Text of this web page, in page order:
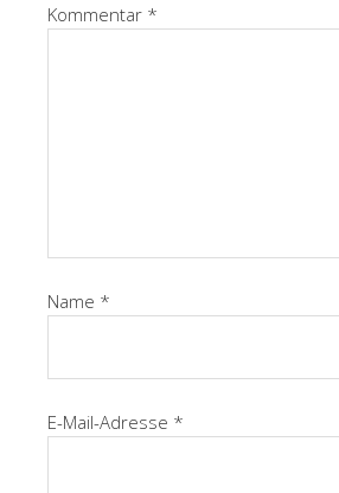
Kommentar *
Name *
E-Mail-Adresse *